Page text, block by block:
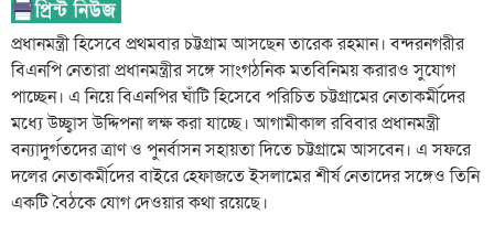
প্রধানমন্ত্রী হিসেবে প্রথমবার চট্টগ্রাম আসছেন তারেক রহমান। বন্দরনগরীর
বিএনপি নেতারা প্রধানমন্ত্রীর সঙ্গে সাংগঠনিক মতবিনিময় করারও সুযোগ
পাচ্ছেন। এ নিয়ে বিএনপির ঘাঁটি হিসেবে পরিচিত চট্টগ্রামের নেতাকর্মীদের
মধ্যে উচ্ছ্বাস উদ্দিপনা লক্ষ করা যাচ্ছে। আগামীকাল রবিবার প্রধানমন্ত্রী
বন্যাদুর্গতদের ত্রাণ ও পুনর্বাসন সহায়তা দিতে চট্টগ্রামে আসবেন। এ সফরে
দলের নেতাকর্মীদের বাইরে হেফাজতে ইসলামের শীর্ষ নেতাদের সঙ্গেও তিনি
একটি বৈঠকে যোগ দেওয়ার কথা রয়েছে।